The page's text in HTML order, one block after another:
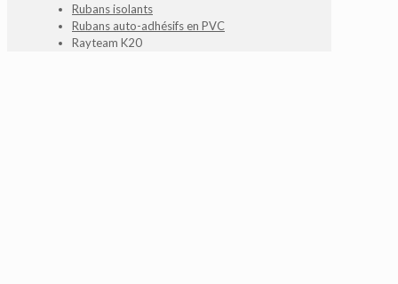
Rubans isolants
Rubans auto-adhésifs en PVC
Rayteam K20